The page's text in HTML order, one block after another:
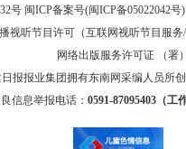
号 闽ICP备案号(闽ICP备05022042号
视听节目许可（互联网视听节目服
网络出版服务许可证 （署
报报业集团拥有东南网采编人员所
信息举报电话： 0591-87095403（工